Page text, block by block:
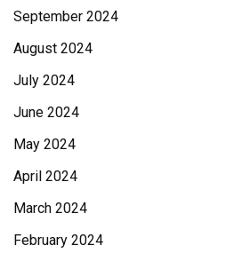
September 2024
August 2024
July 2024
June 2024
May 2024
April 2024
March 2024
February 2024